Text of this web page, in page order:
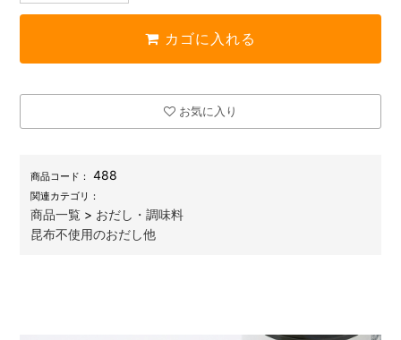
カゴに入れる
お気に入り
商品コード： 488
関連カテゴリ：
商品一覧 > おだし・調味料
昆布不使用のおだし他